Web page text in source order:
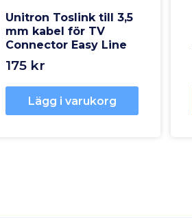
Unitron Toslink till 3,5
mm kabel för TV
Connector Easy Line
175 kr
Lägg i varukorg